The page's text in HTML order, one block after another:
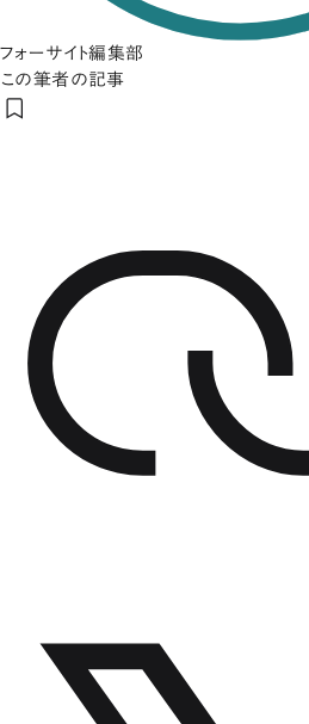
フォーサイト編集部
この筆者の記事